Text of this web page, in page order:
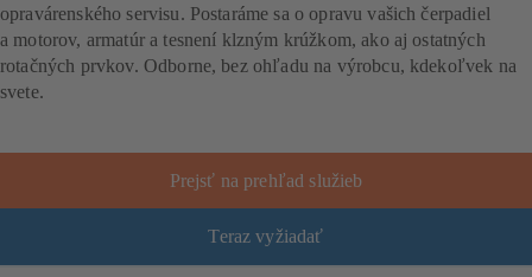
opravárenského servisu. Postaráme sa o opravu vašich čerpadiel
a motorov, armatúr a tesnení klzným krúžkom, ako aj ostatných
rotačných prvkov. Odborne, bez ohľadu na výrobcu, kdekoľvek na
svete.
Prejsť na prehľad služieb
Teraz vyžiadať